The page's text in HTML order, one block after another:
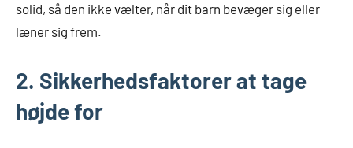
solid, så den ikke vælter, når dit barn bevæger sig eller
læner sig frem.
2. Sikkerhedsfaktorer at tage
højde for